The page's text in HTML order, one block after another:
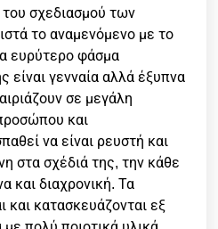
του σχεδιασμού των
το αναμενόμενο με το
ευρύτερο φάσμα
είναι γενναία αλλά έξυπνα
σε μεγάλη
και
να είναι ρευστή και
στα σχέδιά της, την κάθε
και διαχρονική. Τα
και κατασκευάζονται εξ